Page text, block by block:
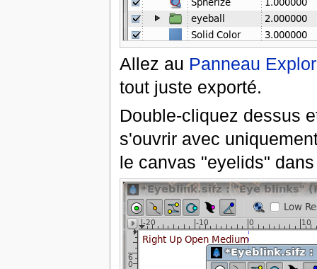
Allez au Panneau
tout juste exporté.
Double-cliquez dessus
s'ouvrir avec
le canvas "eyelids"